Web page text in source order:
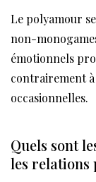
Le polyamour
non-
émotionnels
contrairement
occasionnelles.
Quels sont
les relations